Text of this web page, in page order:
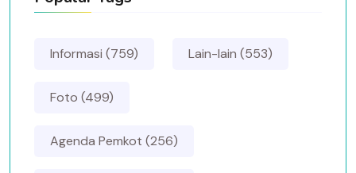
Informasi (759) Lain-lain (553)
Foto (499)
Agenda Pemkot (256)